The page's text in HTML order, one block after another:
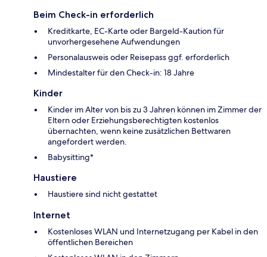
Beim Check-in erforderlich
Kreditkarte, EC-Karte oder Bargeld-Kaution für
unvorhergesehene Aufwendungen
Personalausweis oder Reisepass ggf. erforderlich
Mindestalter für den Check-in: 18 Jahre
Kinder
Kinder im Alter von bis zu 3 Jahren können im Zimmer der
Eltern oder Erziehungsberechtigten kostenlos
übernachten, wenn keine zusätzlichen Bettwaren
angefordert werden.
Babysitting*
Haustiere
Haustiere sind nicht gestattet
Internet
Kostenloses WLAN und Internetzugang per Kabel in den
öffentlichen Bereichen